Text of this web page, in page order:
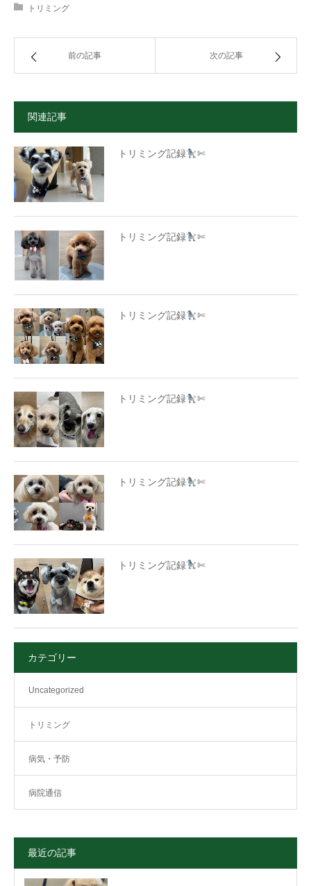
トリミング
前の記事 次の記事
関連記事
トリミング記録 ✄
トリミング記録 ✄
トリミング記録 ✄
トリミング記録 ✄
トリミング記録 ✄
トリミング記録 ✄
カテゴリー
Uncategorized
トリミング
病気・予防
病院通信
最近の記事